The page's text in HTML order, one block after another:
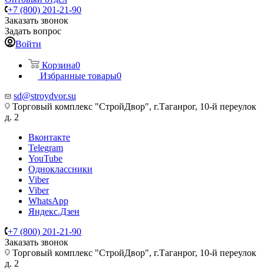
+7 (800) 201-21-90
Заказать звонок
Задать вопрос
Войти
Корзина0
Избранные товары0
sd@stroydvor.su
Торговый комплекс "СтройДвор", г.Таганрог, 10-й переулок
д. 2
Вконтакте
Telegram
YouTube
Одноклассники
Viber
Viber
WhatsApp
Яндекс.Дзен
+7 (800) 201-21-90
Заказать звонок
Торговый комплекс "СтройДвор", г.Таганрог, 10-й переулок
д. 2